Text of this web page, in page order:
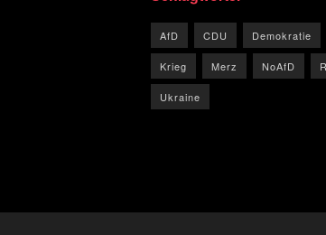
AfD CDU Demokratie
Krieg Merz NoAfD
Ukraine